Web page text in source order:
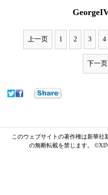
上一页 1 2 3 4
下一页
このウェブサイトの著作権は新華
の無断転載を禁じます。